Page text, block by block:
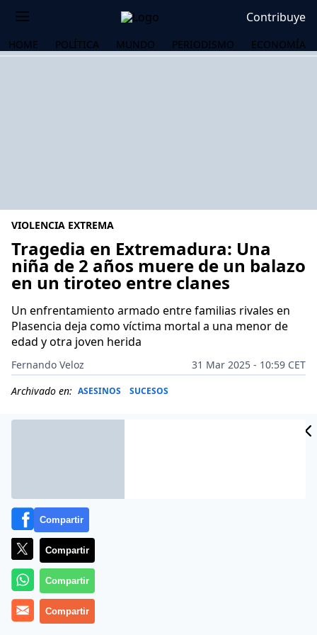
Contribuye
HOME POLÍTICA MUNDO PERIODISMO ECONOMÍA
VIOLENCIA EXTREMA
Tragedia en Extremadura: Una
niña de 2 años muere de un balazo
en un tiroteo entre clanes
Un enfrentamiento armado entre familias rivales en
Plasencia deja como víctima mortal a una menor de
edad y otra joven herida
Fernando Veloz
31 Mar 2025 - 10:59 CET
Archivado en: ASESINOS SUCESOS
Más información
Compartir
Compartir
Compartir
Compartir